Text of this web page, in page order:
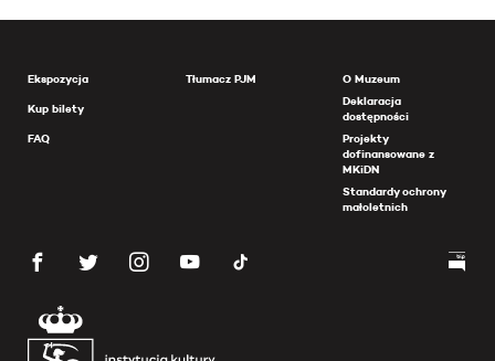
Ekspozycja
Kup bilety
FAQ
Tłumacz PJM
O Muzeum
Deklaracja
dostępności
Projekty
dofinansowane z
MKiDN
Standardy ochrony
małoletnich